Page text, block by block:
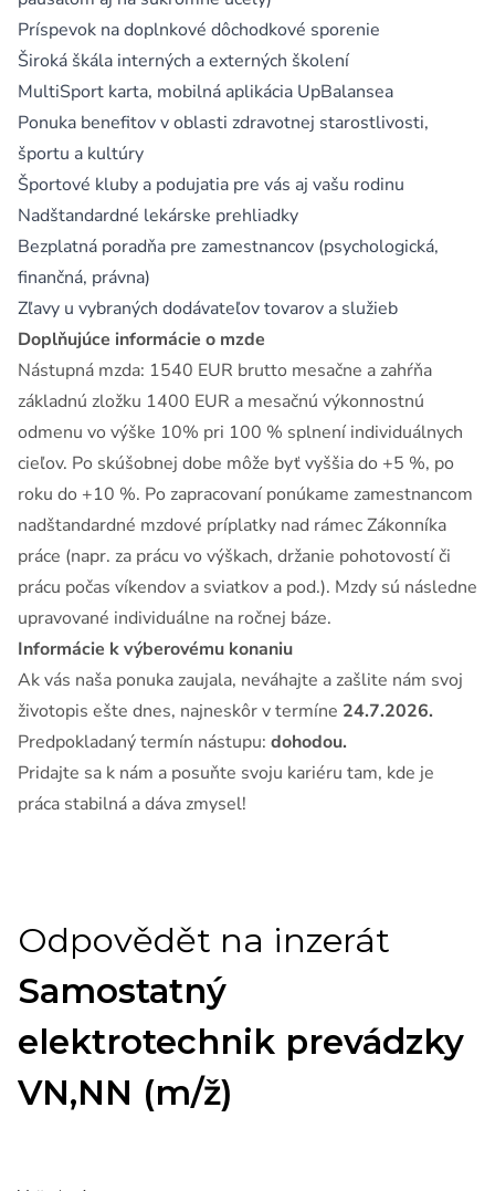
Príspevok na doplnkové dôchodkové sporenie
Široká škála interných a externých školení
MultiSport karta, mobilná aplikácia UpBalansea
Ponuka benefitov v oblasti zdravotnej starostlivosti,
športu a kultúry
Športové kluby a podujatia pre vás aj vašu rodinu
Nadštandardné lekárske prehliadky
Bezplatná poradňa pre zamestnancov (psychologická,
finančná, právna)
Zľavy u vybraných dodávateľov tovarov a služieb
Doplňujúce informácie o mzde
Nástupná mzda: 1540 EUR brutto mesačne a zahŕňa
základnú zložku 1400 EUR a mesačnú výkonnostnú
odmenu vo výške 10% pri 100 % splnení individuálnych
cieľov. Po skúšobnej dobe môže byť vyššia do +5 %, po
roku do +10 %. Po zapracovaní ponúkame zamestnancom
nadštandardné mzdové príplatky nad rámec Zákonníka
práce (napr. za prácu vo výškach, držanie pohotovostí či
prácu počas víkendov a sviatkov a pod.). Mzdy sú následne
upravované individuálne na ročnej báze.
Informácie k výberovému konaniu
Ak vás naša ponuka zaujala, neváhajte a zašlite nám svoj
životopis ešte dnes, najneskôr v termíne 24.7.2026.
Predpokladaný termín nástupu: dohodou.
Pridajte sa k nám a posuňte svoju kariéru tam, kde je
práca stabilná a dáva zmysel!